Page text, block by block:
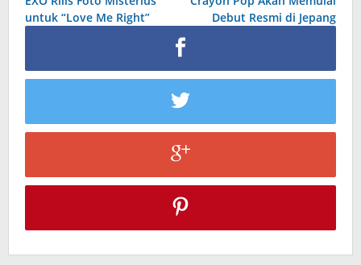
navigation
untuk “Love Me Right”
Debut Resmi di Jepang